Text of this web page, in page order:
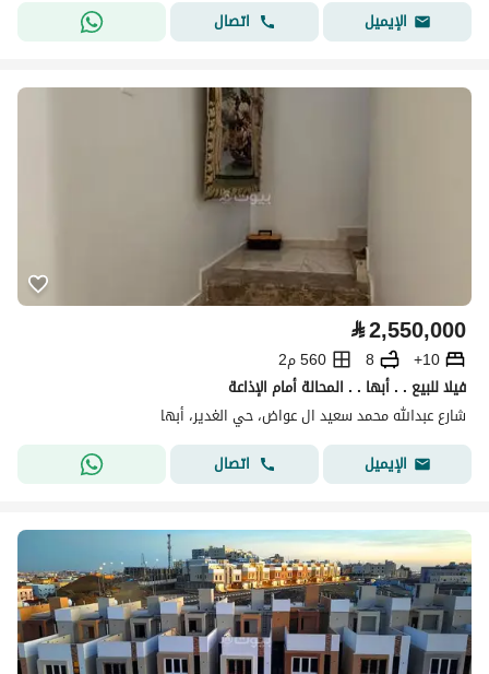
الإيميل
اتصال
⃁2,550,000
10+
8
560 م2
فيلا للبيع . . أبها . . المحالة أمام الإذاعة
شارع عبدالله محمد سعيد ال عواض، حي الغدير، أبها
الإيميل
اتصال